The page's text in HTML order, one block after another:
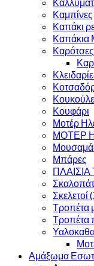
Καμπίνες
Καπάκι
Καπάκια
Κουφάρι
Μοτέρ
ΜΟΤΕΡ
Μπάρες
Σκελετοί
Τροπέτα
Τροπέτα
Αμάξωμα